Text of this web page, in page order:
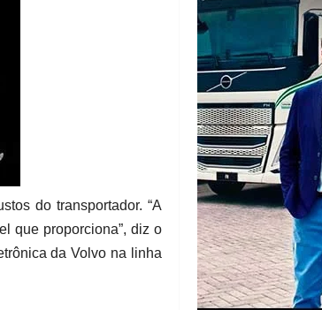
do transportador. “A
que proporciona”, diz o
da Volvo na linha